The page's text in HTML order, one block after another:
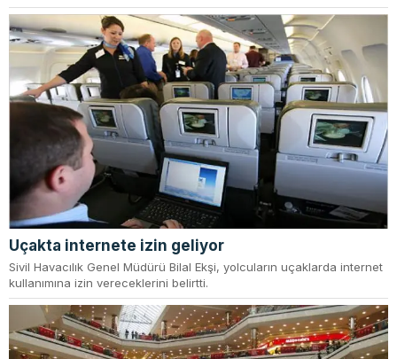
Uçakta internete izin geliyor
Sivil Havacılık Genel Müdürü Bilal Ekşi, yolcuların uçaklarda internet
kullanımına izin vereceklerini belirtti.